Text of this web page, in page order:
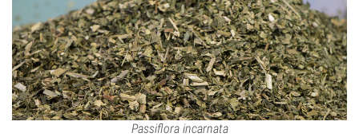
Passiflora incarnata